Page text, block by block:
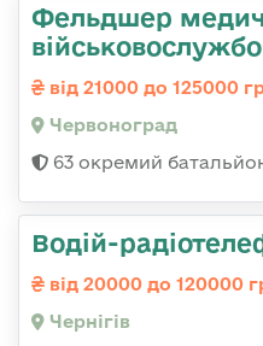
Фельдшер
від 21000 до 125000
Червоноград
63 окремий
Водій-
від 20000 до 120000
Чернігів